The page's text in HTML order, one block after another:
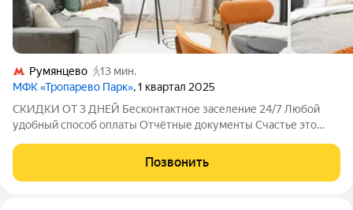
Румянцево
13 мин.
МФК «Тропарево Парк», 1 квартал 2025
СКИДКИ ОТ 3 ДНЕЙ Бесконтактное заселение 24/7 Любой
удобный способ оплаты Отчётные документы Счастье это
квартиры Счастливые метры! Двухкомнатная квартира для 6-х
гостей в МФК
Позвонить